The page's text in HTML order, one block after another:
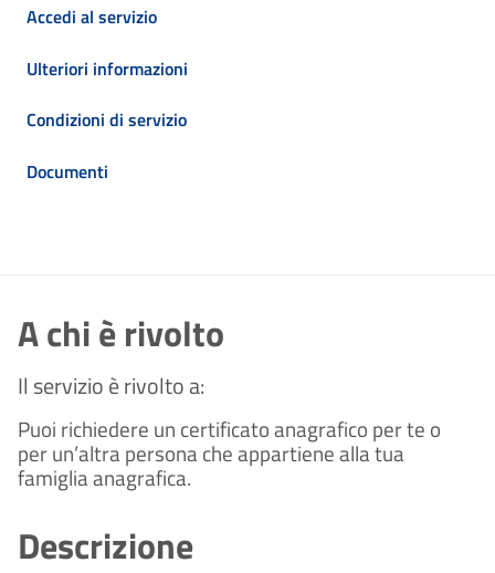
Accedi al servizio
Ulteriori informazioni
Condizioni di servizio
Documenti
A chi è rivolto
Il servizio è rivolto a:
Puoi richiedere un certificato anagrafico per te o
per un’altra persona che appartiene alla tua
famiglia anagrafica.
Descrizione